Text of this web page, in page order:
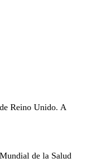
Reino Unido. A
de la Salud